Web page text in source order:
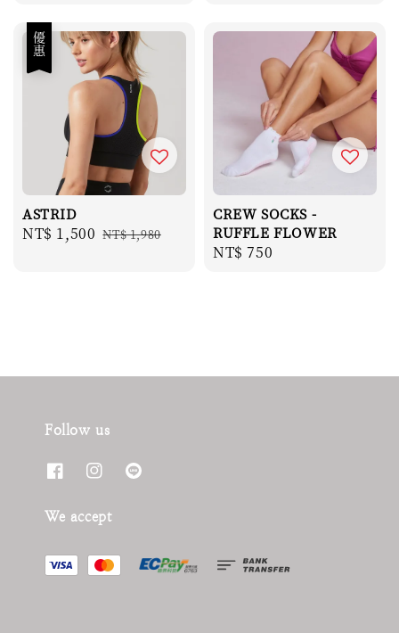
優惠
ASTRID
Sale
NT$ 1,500 Regular
NT$ 1,980
CREW SOCKS -
RUFFLE FLOWER
Regular
NT$ 750
Follow us
We accept